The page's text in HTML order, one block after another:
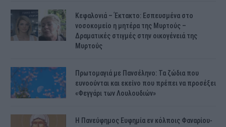
Κεφαλονιά – Έκτακτο: Εσπευσμένα στο
νοσοκομείο η μητέρα της Μυρτούς –
Δραματικές στιγμές στην οικογένειά της
Μυρτούς
Πρωτομαγιά με Πανσέληνο: Τα ζώδια που
ευνοούνται και εκείνο που πρέπει να προσέξει
«Φεγγάρι των Λουλουδιών»
H Πανεύφημος Ευφημία εν κόλποις Φαναρίου-